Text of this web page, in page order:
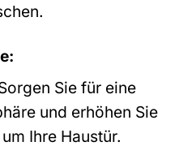
Sie für eine
und erhöhen Sie
Ihre Haustür.